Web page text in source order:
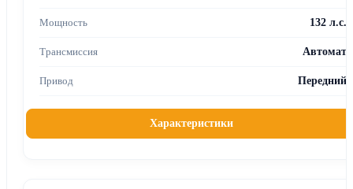
132 л.с.
Автомат
Передний
Характеристики